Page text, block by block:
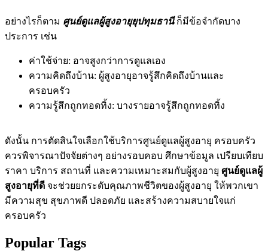
อย่างไรก็ตาม ศูนย์ดูแลผู้สูงอายุยุปทุมธานีก็มีข้อจำกัดบาง
ประการ เช่น
ค่าใช้จ่าย: อาจสูงกว่าการดูแลเอง
ความคิดถึงบ้าน: ผู้สูงอายุอาจรู้สึกคิดถึงบ้านและ
ครอบครัว
ความรู้สึกถูกทอดทิ้ง: บางรายอาจรู้สึกถูกทอดทิ้ง
ดังนั้น การตัดสินใจเลือกใช้บริการศูนย์ดูแลผู้สูงอายุ ครอบครัว
ควรพิจารณาปัจจัยต่างๆ อย่างรอบคอบ ศึกษาข้อมูล เปรียบเทียบ
ราคา บริการ สถานที่ และความเหมาะสมกับผู้สูงอายุ ศูนย์ดูแลผู้
สูงอายุที่ดี จะช่วยยกระดับคุณภาพชีวิตของผู้สูงอายุ ให้พวกเขา
มีความสุข สุขภาพดี ปลอดภัย และสร้างความสบายใจแก่
ครอบครัว
Popular Tags